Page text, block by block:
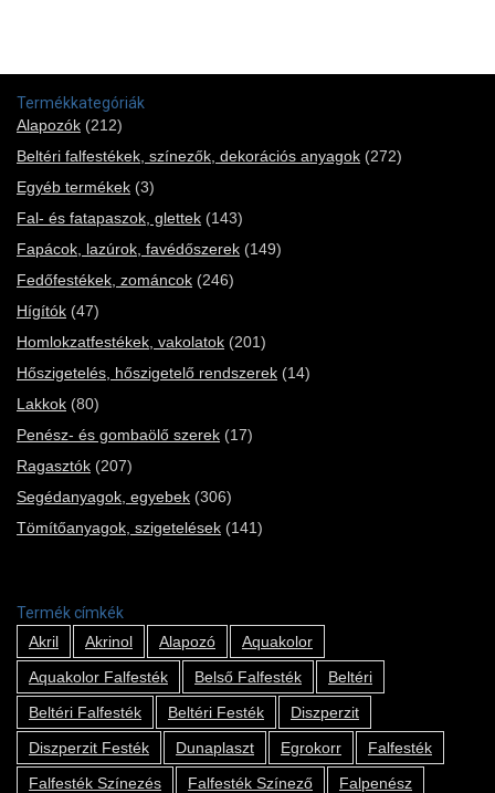
Termékkategóriák
Alapozók (212)
Beltéri falfestékek, színezők, dekorációs anyagok (272)
Egyéb termékek (3)
Fal- és fatapaszok, glettek (143)
Fapácok, lazúrok, favédőszerek (149)
Fedőfestékek, zománcok (246)
Hígítók (47)
Homlokzatfestékek, vakolatok (201)
Hőszigetelés, hőszigetelő rendszerek (14)
Lakkok (80)
Penész- és gombaölő szerek (17)
Ragasztók (207)
Segédanyagok, egyebek (306)
Tömítőanyagok, szigetelések (141)
Termék címkék
Akril
Akrinol Alapozó
Aquakolor
Aquakolor Falfesték
Belső Falfesték
Beltéri
Beltéri Falfesték
Beltéri Festék
Diszperzit
Diszperzit Festék
Dunaplaszt Egrokorr
Falfesték
Falfesték Színezés
Falfesték Színező
Falpenész